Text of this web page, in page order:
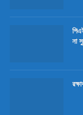
না